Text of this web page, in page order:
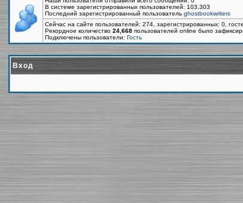
В системе зарегистрированных пользователей: 103,303
Последний зарегистрированный пользователь ghostbookwriters
Сейчас на сайте пользователей: 274, зарегистрированных: 0,
Рекордное количество 24,668 пользователей online было
Подключены пользователи: Гость
Вход